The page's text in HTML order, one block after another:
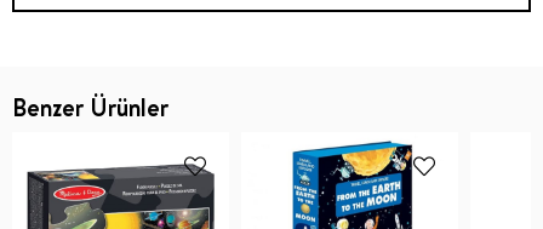
Benzer Ürünler